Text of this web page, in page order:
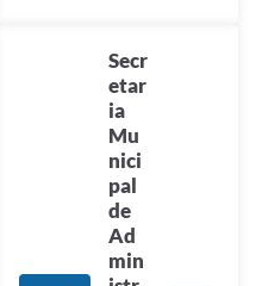
Secr
etar
ia
Mu
nici
pal
de
Ad
min